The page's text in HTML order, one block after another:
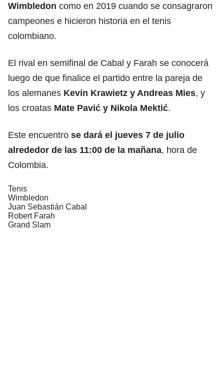
Wimbledon como en 2019 cuando se consagraron
campeones e hicieron historia en el tenis
colombiano.
El rival en semifinal de Cabal y Farah se conocerá
luego de que finalice el partido entre la pareja de
los alemanes Kevin Krawietz y Andreas Mies, y
los croatas Mate Pavić y Nikola Mektić.
Este encuentro se dará el jueves 7 de julio
alrededor de las 11:00 de la mañana, hora de
Colombia.
Tenis
Wimbledon
Juan Sebastián Cabal
Robert Farah
Grand Slam